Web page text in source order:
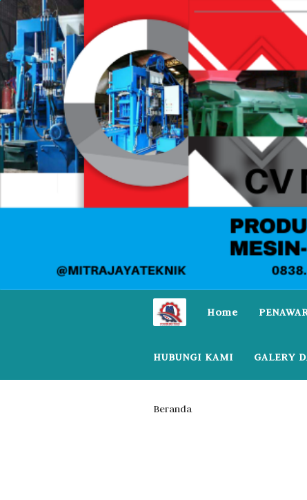
Home
HUBUNGI KAMI GALERY
Beranda